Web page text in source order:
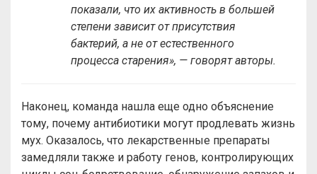
показали, что их активность в большей
степени зависит от присутствия
бактерий, а не от естественного
процесса старения», — говорят авторы.
Наконец, команда нашла еще одно объяснение
тому, почему антибиотики могут продлевать жизнь
мух. Оказалось, что лекарственные препараты
замедляли также и работу генов, контролирующих